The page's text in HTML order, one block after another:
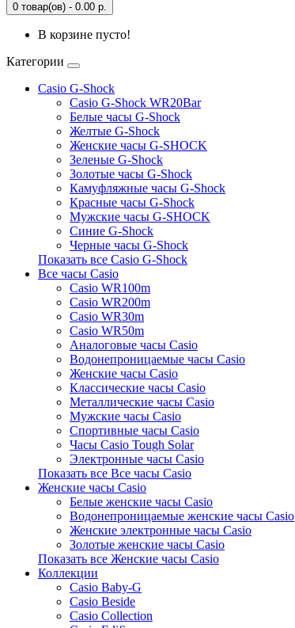
0 товар(ов) - 0.00 р.
В корзине пусто!
Категории
Casio G-Shock
Casio G-Shock WR20Bar
Белые часы G-Shock
Желтые G-Shock
Женские часы G-SHOCK
Зеленые G-Shock
Золотые часы G-Shock
Камуфляжные часы G-Shock
Красные часы G-Shock
Мужские часы G-SHOCK
Синие G-Shock
Черные часы G-Shock
Показать все Casio G-Shock
Все часы Casio
Casio WR100m
Casio WR200m
Casio WR30m
Casio WR50m
Аналоговые часы Casio
Водонепроницаемые часы Casio
Женские часы Casio
Классические часы Casio
Металлические часы Casio
Мужские часы Casio
Спортивные часы Casio
Часы Casio Tough Solar
Электронные часы Casio
Показать все Все часы Casio
Женские часы Casio
Белые женские часы Casio
Водонепроницаемые женские часы Casio
Женские электронные часы Casio
Золотые женские часы Casio
Показать все Женские часы Casio
Коллекции
Casio Baby-G
Casio Beside
Casio Collection